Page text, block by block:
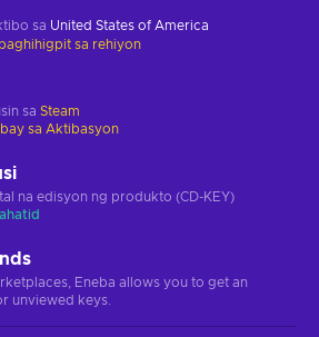
sa United States of America
sa rehiyon
sa Steam
sa Aktibasyon
na edisyon ng produkto (CD-KEY)
Eneba allows you to get an
unviewed keys.